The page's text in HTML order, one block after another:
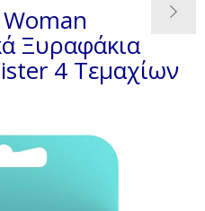
Ξυραφάκια
4 Tεμαχίων